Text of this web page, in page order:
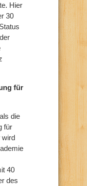
Hier
30
für
die
für
wird
40
des